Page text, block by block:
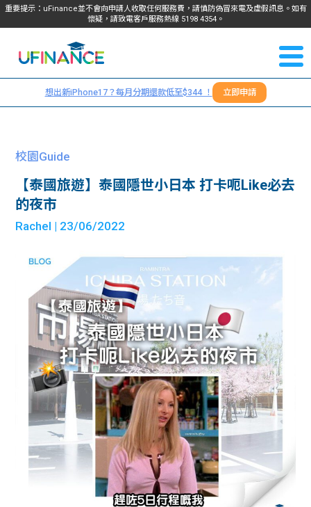
重要提示：uFinance並不會向申請人收取任何服務費，請慎防偽冒來電及虛假訊息。如有
懷疑，請致電客戶服務熱線 5198 4354。
我們
服務
貸款
計算
機
學生
故事
分享
大學
Blog
大專
生筍
工推
介
搵工
Gui
常見
問題
學生
福利
uFina
nce
校園
聯絡
我們
們
＋
想出新iPhone17？每月分期還款低至$344 ！ 立即申請
校園Guide
【泰國旅遊】泰國隱世小日本 打卡呃Like必去
的夜市
Rachel | 23/06/2022